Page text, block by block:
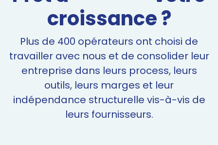
croissance ?
Plus de 400 opérateurs ont choisi de
travailler avec nous et de consolider leur
entreprise dans leurs process, leurs
outils, leurs marges et leur
indépendance structurelle vis-à-vis de
leurs fournisseurs.